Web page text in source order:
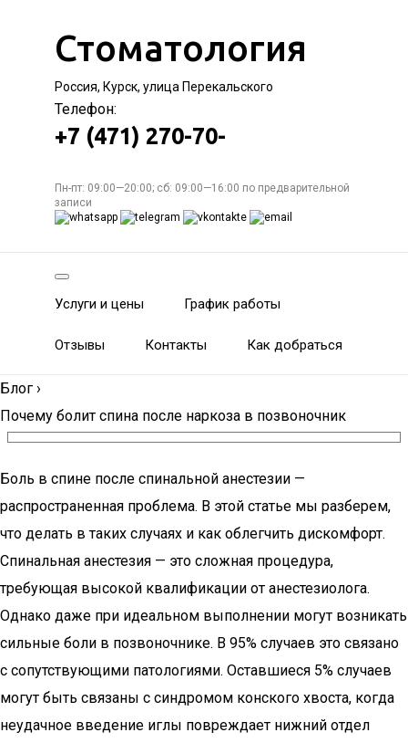
Стоматология
Россия, Курск, улица Перекальского
Телефон:
+7 (471) 270-70-
Пн-пт: 09:00—20:00; сб: 09:00—16:00 по предварительной
записи
Услуги и цены График работы
Отзывы Контакты Как добраться
Блог ›
Почему болит спина после наркоза в позвоночник
Боль в спине после спинальной анестезии —
распространенная проблема. В этой статье мы разберем,
что делать в таких случаях и как облегчить дискомфорт.
Спинальная анестезия — это сложная процедура,
требующая высокой квалификации от анестезиолога.
Однако даже при идеальном выполнении могут возникать
сильные боли в позвоночнике. В 95% случаев это связано
с сопутствующими патологиями. Оставшиеся 5% случаев
могут быть связаны с синдромом конского хвоста, когда
неудачное введение иглы повреждает нижний отдел